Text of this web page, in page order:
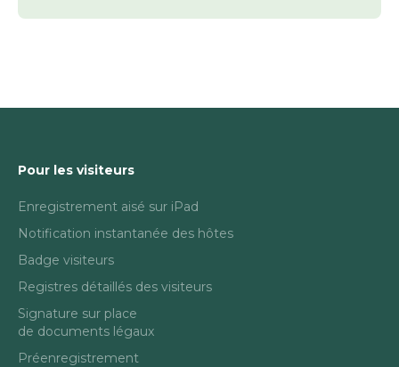
Pour les visiteurs
Enregistrement aisé sur iPad
Notification instantanée des hôtes
Badge visiteurs
Registres détaillés des visiteurs
Signature sur place
de documents légaux
Préenregistrement